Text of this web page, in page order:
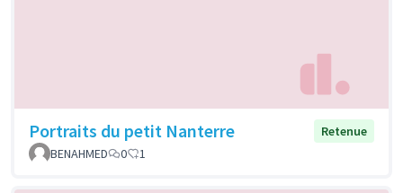
Portraits du petit Nanterre
Retenue
BENAHMED
0 1